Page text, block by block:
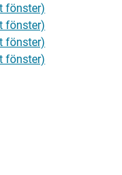
fönster)
fönster)
fönster)
fönster)